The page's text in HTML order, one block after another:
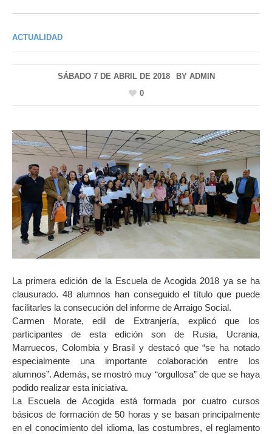
ACTUALIDAD
SÁBADO 7 DE ABRIL DE 2018 BY ADMIN
0
La primera edición de la Escuela de Acogida 2018 ya se ha
clausurado. 48 alumnos han conseguido el título que puede
facilitarles la consecución del informe de Arraigo Social.
Carmen Morate, edil de Extranjería, explicó que los
participantes de esta edición son de Rusia, Ucrania,
Marruecos, Colombia y Brasil y destacó que “se ha notado
especialmente una importante colaboración entre los
alumnos”. Además, se mostró muy “orgullosa” de que se haya
podido realizar esta iniciativa.
La Escuela de Acogida está formada por cuatro cursos
básicos de formación de 50 horas y se basan principalmente
en el conocimiento del idioma, las costumbres, el reglamento